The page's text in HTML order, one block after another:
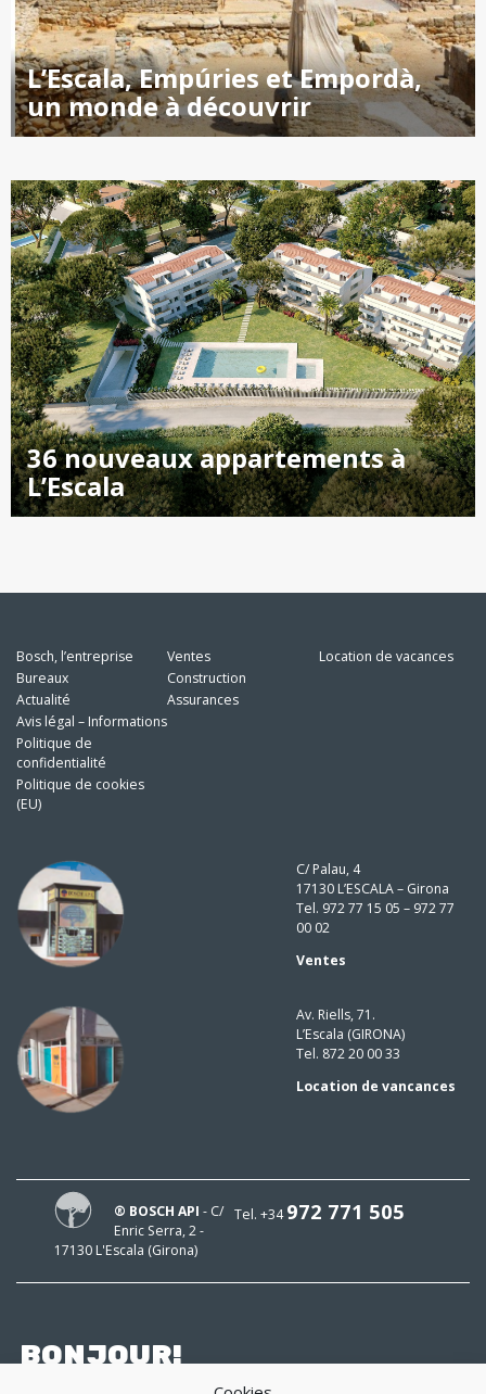
L’Escala, Empúries et Empordà,
un monde à découvrir
36 nouveaux appartements à
L’Escala
Bosch, l’entreprise
Bureaux
Actualité
Avis légal – Informations
Politique de
confidentialité
Politique de cookies
(EU)
Ventes
Construction
Assurances
Location de vacances
C/ Palau, 4
17130 L’ESCALA – Girona
Tel. 972 77 15 05 – 972 77
00 02
Ventes
Av. Riells, 71.
L’Escala (GIRONA)
Tel. 872 20 00 33
Location de vancances
Tel. +34972 771 505
® BOSCH API - C/
Enric Serra, 2 -
17130 L'Escala (Girona)
BONJOUR!